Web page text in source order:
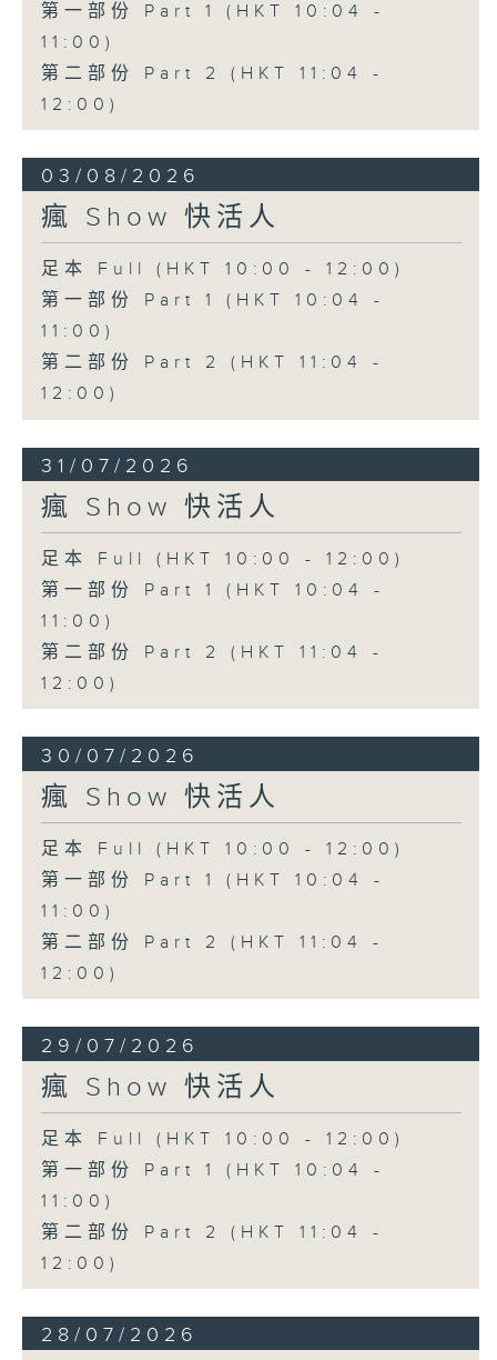
第一部份 Part 1 (HKT 10:04 -
11:00)
第二部份 Part 2 (HKT 11:04 -
12:00)
03/08/2026
瘋 Show 快活人
足本 Full (HKT 10:00 - 12:00)
第一部份 Part 1 (HKT 10:04 -
11:00)
第二部份 Part 2 (HKT 11:04 -
12:00)
31/07/2026
瘋 Show 快活人
足本 Full (HKT 10:00 - 12:00)
第一部份 Part 1 (HKT 10:04 -
11:00)
第二部份 Part 2 (HKT 11:04 -
12:00)
30/07/2026
瘋 Show 快活人
足本 Full (HKT 10:00 - 12:00)
第一部份 Part 1 (HKT 10:04 -
11:00)
第二部份 Part 2 (HKT 11:04 -
12:00)
29/07/2026
瘋 Show 快活人
足本 Full (HKT 10:00 - 12:00)
第一部份 Part 1 (HKT 10:04 -
11:00)
第二部份 Part 2 (HKT 11:04 -
12:00)
28/07/2026